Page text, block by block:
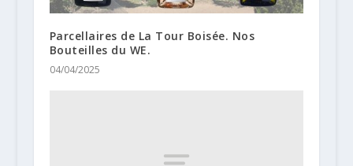
Parcellaires de La Tour Boisée. Nos
Bouteilles du WE.
04/04/2025